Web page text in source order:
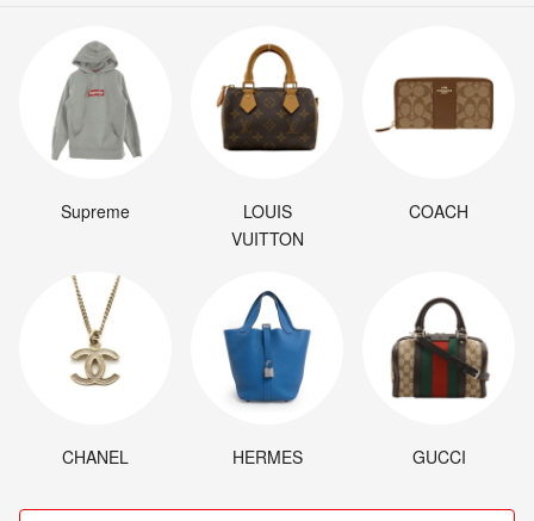
Supreme
LOUIS
VUITTON
COACH
CHANEL HERMES GUCCI